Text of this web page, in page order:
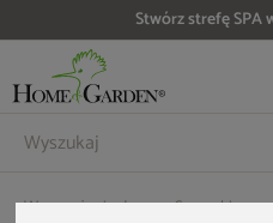
Stwórz strefę SPA
Wyposażenie domu
Suszarki na